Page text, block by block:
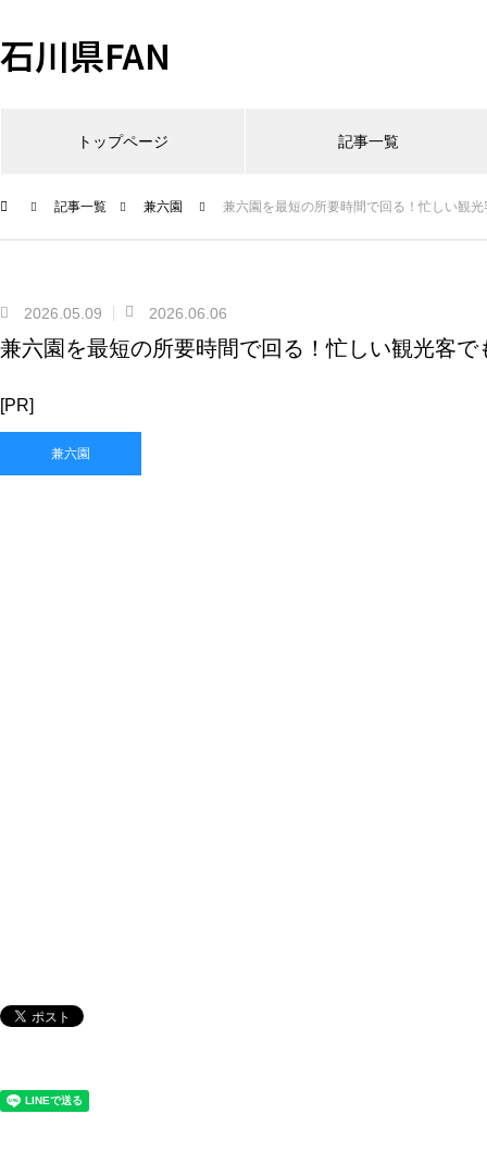
石川県FAN
トップページ 記事一覧
記事一覧 兼六園 兼六園を最短の所要時間で回る！忙しい観
2026.05.09 2026.06.06
兼六園を最短の所要時間で回る！忙しい観光客
[PR]
兼六園